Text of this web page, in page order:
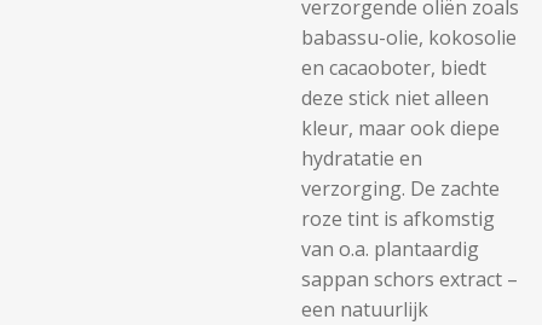
verzorgende oliën zoals
babassu-olie, kokosolie
en cacaoboter, biedt
deze stick niet alleen
kleur, maar ook diepe
hydratatie en
verzorging. De zachte
roze tint is afkomstig
van o.a. plantaardig
sappan schors extract –
een natuurlijk